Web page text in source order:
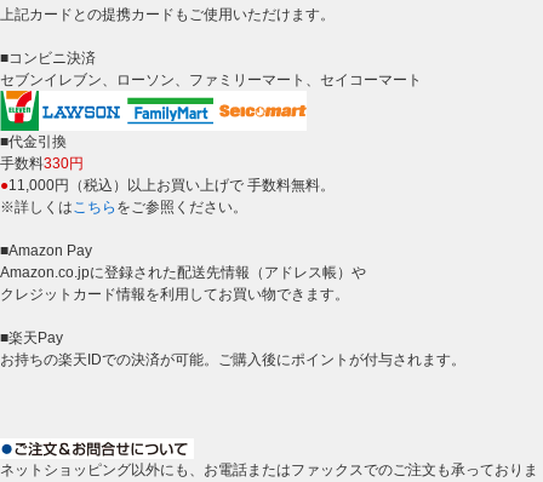
上記カードとの提携カードもご使用いただけます。
■コンビニ決済
セブンイレブン、ローソン、ファミリーマート、セイコーマート
■代金引換
手数料330円
●11,000円（税込）以上お買い上げで 手数料無料。
※詳しくはこちら をご参照ください。
■Amazon Pay
Amazon.co.jpに登録された配送先情報（アドレス帳）や
クレジットカード情報を利用してお買い物できます。
■楽天Pay
お持ちの楽天IDでの決済が可能。ご購入後にポイントが付与されます。
ネットショッピング以外にも、お電話またはファックスでのご注文も承っておりま